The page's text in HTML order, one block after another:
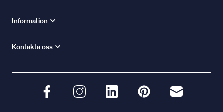
Information
Kontakta oss